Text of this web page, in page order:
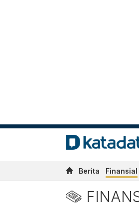
Berita Finansial